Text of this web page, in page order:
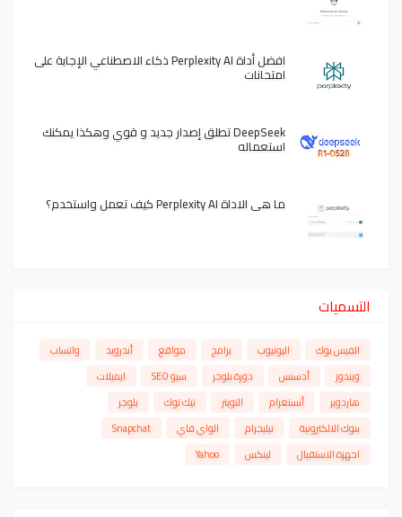
افضل أداة Perplexity AI ذكاء الاصطناعي الإجابة على
امتحانات
DeepSeek تطلق إصدار جديد و قوي وهكذا يمكنك
استعماله
ما هي الاداة Perplexity AI كيف تعمل واستخدم؟
التسميات
الفيس بوك اليوتيوب برامج مواقع أندرويد
واتساب
ويندوز
أدسنس دورة بلوجر سيو SEO
ايميلات
هاردوير
أنستغرام التويتر تيك توك
بلوجر
بنوك الالكترونية
تيليجرام الواي فاي
Snapchat
اجهزة الاستقبال
لينكس Yahoo